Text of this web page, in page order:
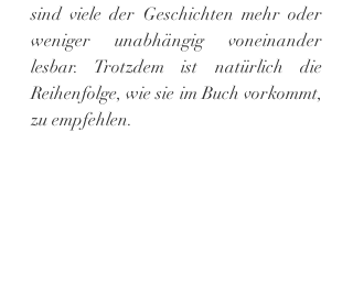
sind viele der Geschichten mehr oder
weniger unabhängig voneinander
lesbar. Trotzdem ist natürlich die
Reihenfolge, wie sie im Buch vorkommt,
zu empfehlen.